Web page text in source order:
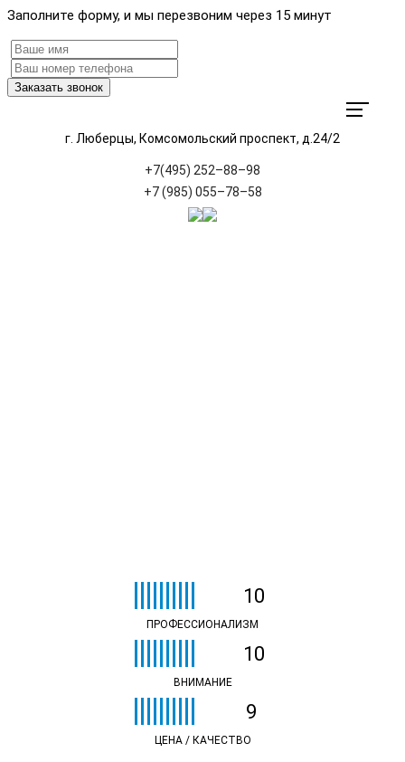
Заполните форму, и мы перезвоним через 15 минут
Заказать звонок
г. Люберцы, Комсомольский проспект, д.24/2
+7(495) 252–88–98
+7 (985) 055–78–58
10
ПРОФЕССИОНАЛИЗМ
10
ВНИМАНИЕ
9
ЦЕНА / КАЧЕСТВО